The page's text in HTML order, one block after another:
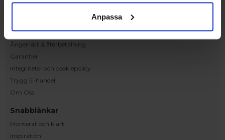
Anpassa
Betalnings & leveransvillkor
Ångerrätt & återbetalning
Garantier
Integritets- och cookiepolicy
Trygg E-handel
Om Oss
Snabblänkar
Monterat och klart
Inspiration